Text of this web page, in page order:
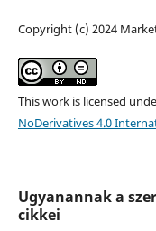
Copyright (c) 2024
This work is licensed
NoDerivatives 4.0
Ugyanannak a
cikkei